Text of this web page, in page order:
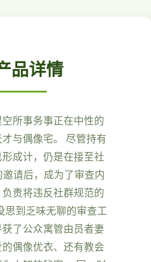
品详情
所事务事正在中性的
与偶像宅。 尽管持有
成计，仍是在接至社
请后，成为了审查内
责将违反社群规范的
思到乏味无聊的审查工
了公众寓管由员者妻
偶像优衣、还有教会